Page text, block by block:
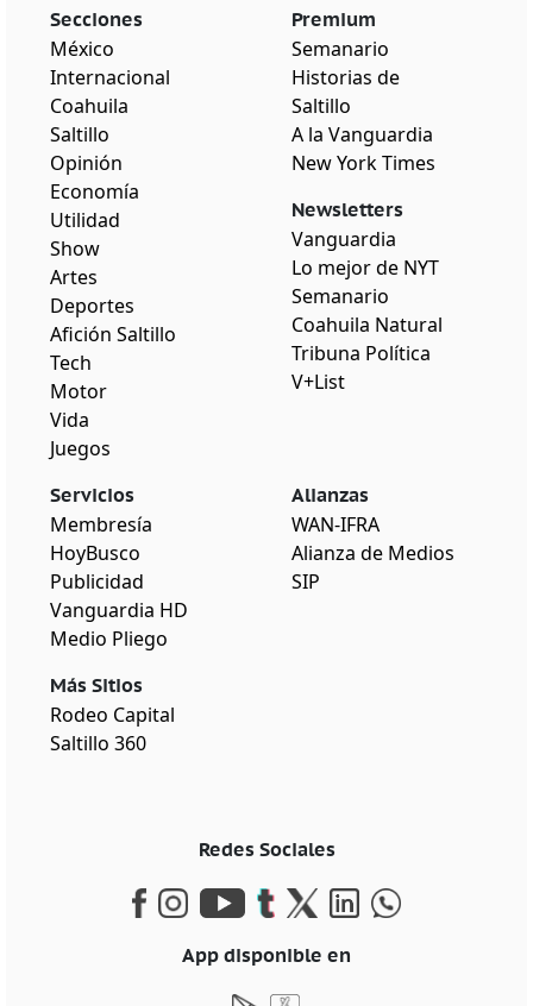
Secciones
México
Internacional
Coahuila
Saltillo
Opinión
Economía
Utilidad
Show
Artes
Deportes
Afición Saltillo
Tech
Motor
Vida
Juegos
Premium
Semanario
Historias de
Saltillo
A la Vanguardia
New York Times
Newsletters
Vanguardia
Lo mejor de NYT
Semanario
Coahuila Natural
Tribuna Política
V+List
Servicios
Membresía
HoyBusco
Publicidad
Vanguardia HD
Medio Pliego
Más Sitios
Rodeo Capital
Saltillo 360
Alianzas
WAN-IFRA
Alianza de Medios
SIP
Redes Sociales
App disponible en